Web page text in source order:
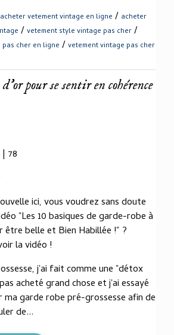
acheter vetement vintage en ligne / acheter
/ vetement style vintage pas cher /
cher en ligne / vetement vintage pas cher
pour se sentir en cohérence
78
ici, vous voudrez sans doute
"Les 10 basiques de garde-robe à
être belle et Bien Habillée !" ?
la vidéo !
j'ai fait comme une "détox
acheté grand chose et j'ai essayé
ma garde robe pré-grossesse afin de
de...